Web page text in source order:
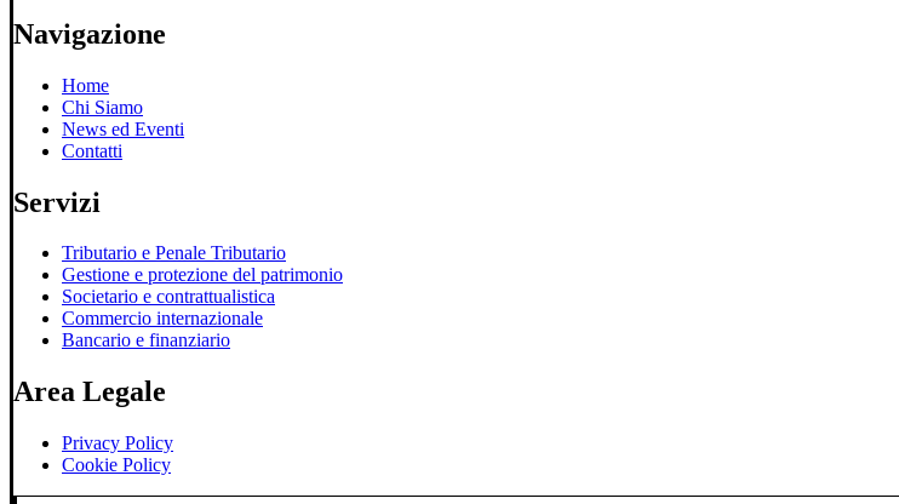
Navigazione
Home
Chi Siamo
News ed Eventi
Contatti
Servizi
Tributario e Penale Tributario
Gestione e protezione del patrimonio
Societario e contrattualistica
Commercio internazionale
Bancario e finanziario
Area Legale
Privacy Policy
Cookie Policy